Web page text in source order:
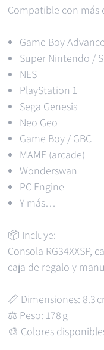
Compatible con más
Game Boy
Super Nintendo /
NES
PlayStation 1
Sega Genesis
Neo Geo
Game Boy / GBC
MAME (arcade)
Wonderswan
PC Engine
Y más…
📦 Incluye:
Consola RG34XXSP,
caja de regalo y
📏 Dimensiones: 8.3
⚖️ Peso: 178 g
🎨 Colores